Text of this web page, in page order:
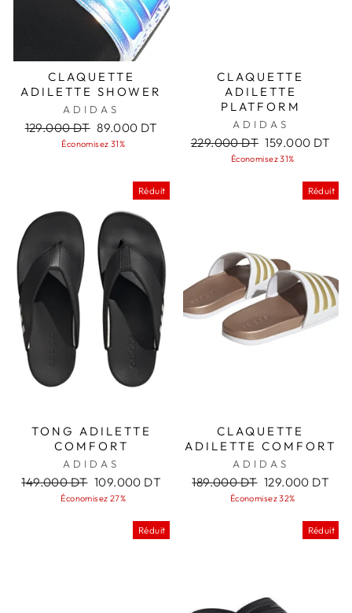
CLAQUETTE
ADILETTE SHOWER
ADIDAS
Prix
régulier
129.000 DT Prix
réduit
89.000 DT
Économisez 31%
CLAQUETTE
ADILETTE
PLATFORM
ADIDAS
Prix
régulier
229.000 DT Prix
réduit
159.000 DT
Économisez 31%
Réduit
TONG ADILETTE
COMFORT
ADIDAS
Prix
régulier
149.000 DT Prix
réduit
109.000 DT
Économisez 27%
Réduit
CLAQUETTE
ADILETTE COMFORT
ADIDAS
Prix
régulier
189.000 DT Prix
réduit
129.000 DT
Économisez 32%
Réduit Réduit